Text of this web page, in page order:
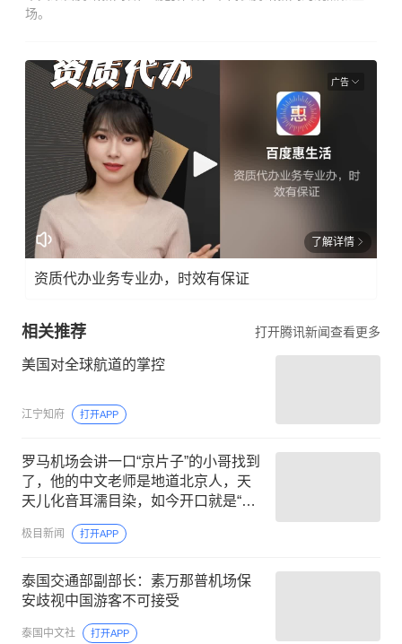
场。
广告
了解详情
资质代办业务专业办，时效有保证
相关推荐 打开腾讯新闻查看更多
美国对全球航道的掌控
江宁知府 打开APP
罗马机场会讲一口“京片子”的小哥找到
了，他的中文老师是地道北京人，天
天儿化音耳濡目染，如今开口就是“好
嘞”“倍儿棒”
极目新闻 打开APP
泰国交通部副部长：素万那普机场保
安歧视中国游客不可接受
泰国中文社 打开APP